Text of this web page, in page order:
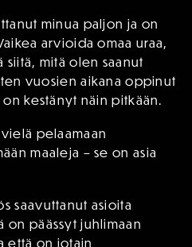
minua paljon ja on
arvioida omaa uraa,
mitä olen saanut
vuosien aikana oppinut
kestänyt näin pitkään.
pelaamaan
maaleja – se on asia
saavuttanut asioita
on päässyt juhlimaan
että on jotain